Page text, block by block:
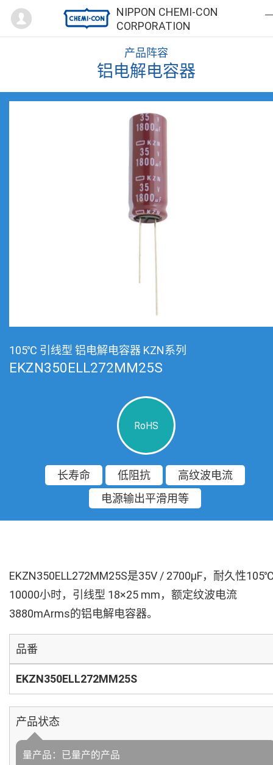
NIPPON CHEMI-CON
CORPORATION
Mypage
产品阵容
铝电解电容器
105℃ 引线型 铝电解电容器 KZN系列
EKZN350ELL272MM25S
RoHS
长寿命 低阻抗
高纹波电流
电源输出平滑用等
EKZN350ELL272MM25S是35V / 2700µF，耐久性
10000小时，引线型 18×25 mm，额定纹波电流
3880mArms的铝电解电容器。
品番
EKZN350ELL272MM25S
产品状态
量产品：已量产的产品